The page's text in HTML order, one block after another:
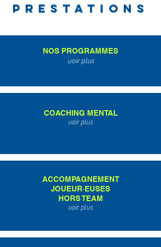
prestations
NOS PROGRAMMES
voir plus
COACHING MENTAL
voir plus
ACCOMPAGNEMENT
JOUEUR·EUSES
HORS TEAM
voir plus